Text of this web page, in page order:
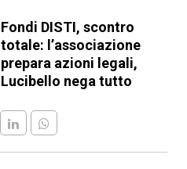
Fondi DISTI, scontro
totale: l’associazione
prepara azioni legali,
Lucibello nega tutto